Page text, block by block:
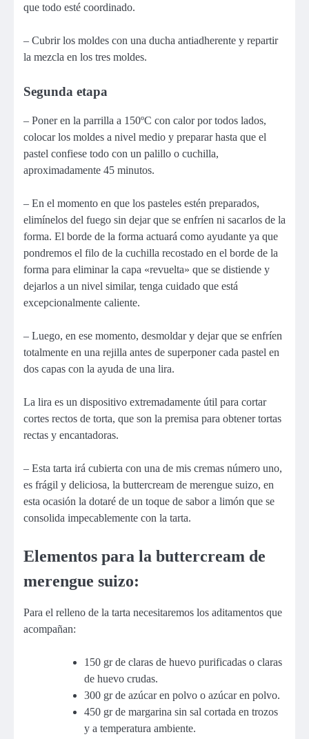
que todo esté coordinado.
– Cubrir los moldes con una ducha antiadherente y repartir
la mezcla en los tres moldes.
Segunda etapa
– Poner en la parrilla a 150ºC con calor por todos lados,
colocar los moldes a nivel medio y preparar hasta que el
pastel confiese todo con un palillo o cuchilla,
aproximadamente 45 minutos.
– En el momento en que los pasteles estén preparados,
elimínelos del fuego sin dejar que se enfríen ni sacarlos de la
forma. El borde de la forma actuará como ayudante ya que
pondremos el filo de la cuchilla recostado en el borde de la
forma para eliminar la capa «revuelta» que se distiende y
dejarlos a un nivel similar, tenga cuidado que está
excepcionalmente caliente.
– Luego, en ese momento, desmoldar y dejar que se enfríen
totalmente en una rejilla antes de superponer cada pastel en
dos capas con la ayuda de una lira.
La lira es un dispositivo extremadamente útil para cortar
cortes rectos de torta, que son la premisa para obtener tortas
rectas y encantadoras.
– Esta tarta irá cubierta con una de mis cremas número uno,
es frágil y deliciosa, la buttercream de merengue suizo, en
esta ocasión la dotaré de un toque de sabor a limón que se
consolida impecablemente con la tarta.
Elementos para la buttercream de
merengue suizo:
Para el relleno de la tarta necesitaremos los aditamentos que
acompañan:
150 gr de claras de huevo purificadas o claras
de huevo crudas.
300 gr de azúcar en polvo o azúcar en polvo.
450 gr de margarina sin sal cortada en trozos
y a temperatura ambiente.